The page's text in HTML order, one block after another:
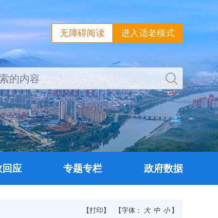
进入适老模式
无障碍阅读
回应 专题专栏 政府数据
【打印】 【字体： 大 中 小 】